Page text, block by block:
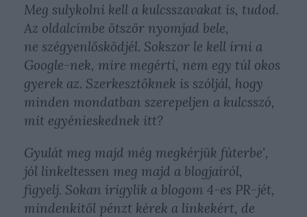
Meg sulykolni kell a kulcsszavakat is, tudod.
Az oldalcímbe ötször nyomjad bele,
ne szégyenlősködjél. Sokszor le kell írni a
Google-nek, mire megérti, nem egy túl okos
gyerek az. Szerkesztőknek is szóljál, hogy
minden mondatban szerepeljen a kulcsszó,
mit egyénieskednek itt?
Gyulát meg majd még megkérjük fúterbe',
jól linkeltessen meg majd a blogjairól,
figyelj. Sokan irigylik a blogom 4-es PR-jét,
mindenkitől pénzt kérek a linkekért, de